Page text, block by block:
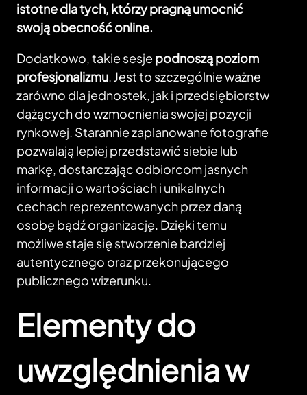
istotne dla tych, którzy pragną umocnić
swoją obecność online.
Dodatkowo, takie sesje podnoszą poziom
profesjonalizmu. Jest to szczególnie ważne
zarówno dla jednostek, jak i przedsiębiorstw
dążących do wzmocnienia swojej pozycji
rynkowej. Starannie zaplanowane fotografie
pozwalają lepiej przedstawić siebie lub
markę, dostarczając odbiorcom jasnych
informacji o wartościach i unikalnych
cechach reprezentowanych przez daną
osobę bądź organizację. Dzięki temu
możliwe staje się stworzenie bardziej
autentycznego oraz przekonującego
publicznego wizerunku.
Elementy do
uwzględnienia w